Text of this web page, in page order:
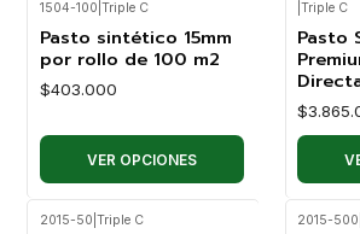
1504-100 Triple C
Pasto sintético 15mm
por rollo de 100 m2
$403.000
VER OPCIONES
Triple C
Pasto
2015-50 Triple C 2015-500